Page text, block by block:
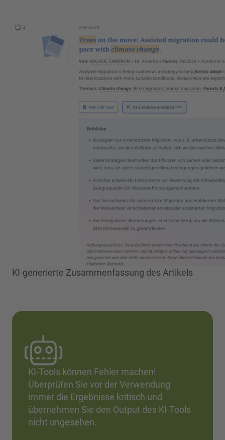
KI-generierte Zusammenfassung des Artikels
KI-Tools können Fehler machen!
Überprüfen Sie vor der Verwendung
immer die Ergebnisse kritisch und
übernehmen Sie den Output des KI-Tools
nicht ungesehen.